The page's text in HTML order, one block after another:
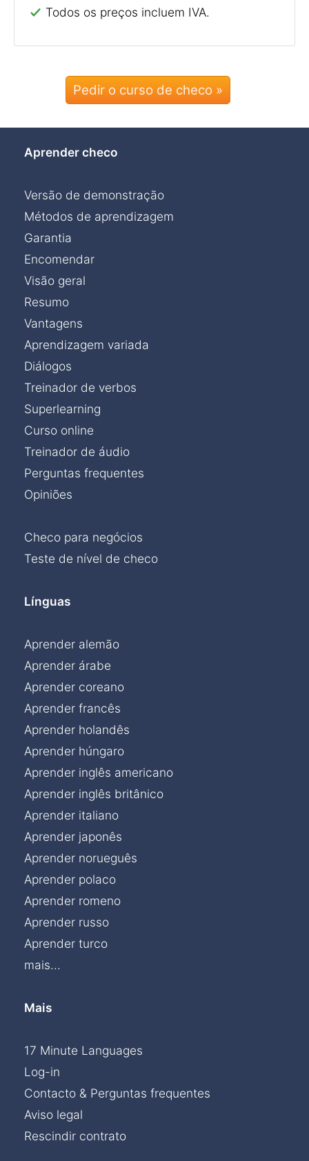
Todos os preços incluem IVA.
Pedir o curso de checo »
Aprender checo
Versão de demonstração
Métodos de aprendizagem
Garantia
Encomendar
Visão geral
Resumo
Vantagens
Aprendizagem variada
Diálogos
Treinador de verbos
Superlearning
Curso online
Treinador de áudio
Perguntas frequentes
Opiniões
Checo para negócios
Teste de nível de checo
Línguas
Aprender alemão
Aprender árabe
Aprender coreano
Aprender francês
Aprender holandês
Aprender húngaro
Aprender inglês americano
Aprender inglês britânico
Aprender italiano
Aprender japonês
Aprender norueguês
Aprender polaco
Aprender romeno
Aprender russo
Aprender turco
mais...
Mais
17 Minute Languages
Log-in
Contacto & Perguntas frequentes
Aviso legal
Rescindir contrato